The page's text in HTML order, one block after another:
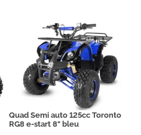
Quad Semi auto 125cc Toronto
RG8 e-start 8" bleu